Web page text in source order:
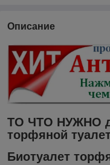
Описание
ТО ЧТО НУЖНО
торфяной
Биотуалет